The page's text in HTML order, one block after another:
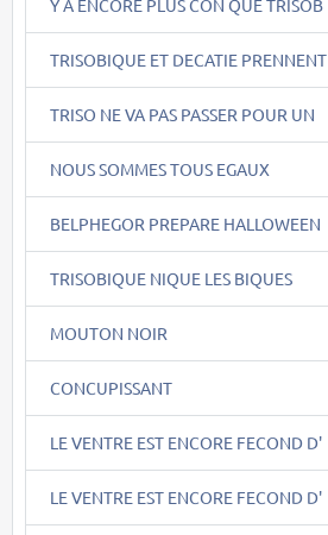
Y A ENCORE PLUS CON QUE TRISOB
TRISOBIQUE ET DECATIE PRENNENT
TRISO NE VA PAS PASSER POUR UN
NOUS SOMMES TOUS EGAUX
BELPHEGOR PREPARE HALLOWEEN
TRISOBIQUE NIQUE LES BIQUES
MOUTON NOIR
CONCUPISSANT
LE VENTRE EST ENCORE FECOND D'
LE VENTRE EST ENCORE FECOND D'